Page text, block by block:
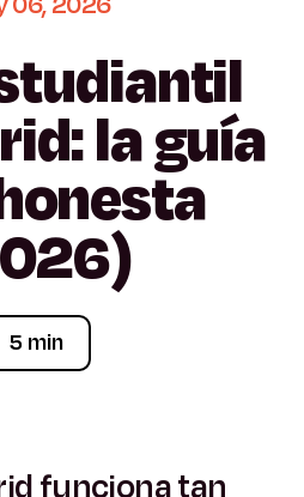
laguía
5 min
funciona tan